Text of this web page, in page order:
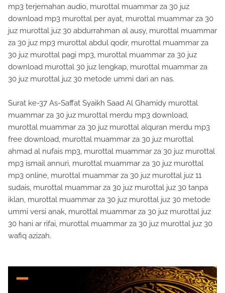
mp3 terjemahan audio, murottal muammar za 30 juz
download mp3 murottal per ayat, murottal muammar za 30
juz murottal juz 30 abdurrahman al ausy, murottal muammar
za 30 juz mp3 murottal abdul qodir, murottal muammar za
30 juz murottal pagi mp3, murottal muammar za 30 juz
download murottal 30 juz lengkap, murottal muammar za
30 juz murottal juz 30 metode ummi dari an nas.
Surat ke-37 As-Saffat Syaikh Saad Al Ghamidy murottal
muammar za 30 juz murottal merdu mp3 download,
murottal muammar za 30 juz murottal alquran merdu mp3
free download, murottal muammar za 30 juz murottal
ahmad al nufais mp3, murottal muammar za 30 juz murottal
mp3 ismail annuri, murottal muammar za 30 juz murottal
mp3 online, murottal muammar za 30 juz murottal juz 11
sudais, murottal muammar za 30 juz murottal juz 30 tanpa
iklan, murottal muammar za 30 juz murottal juz 30 metode
ummi versi anak, murottal muammar za 30 juz murottal juz
30 hani ar rifai, murottal muammar za 30 juz murottal juz 30
wafiq azizah.